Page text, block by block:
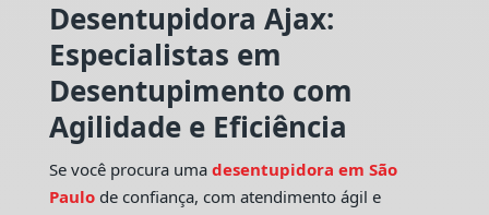
Desentupidora Ajax:
Especialistas em
Desentupimento com
Agilidade e Eficiência
Se você procura uma desentupidora em São
Paulo de confiança, com atendimento ágil e